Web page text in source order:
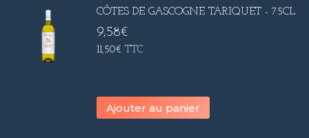
CÔTES DE GASCOGNE TARIQUET - 75CL
9,58€
11,50€ TTC
Ajouter au panier